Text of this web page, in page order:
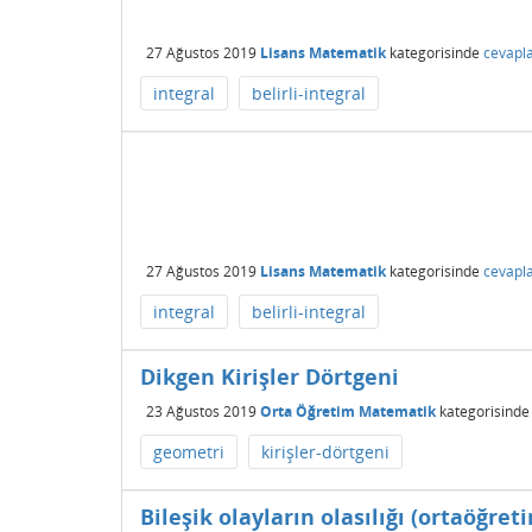
27 Ağustos 2019 Lisans Matematikkategorisinde
integral belirli-integral
27 Ağustos 2019 Lisans Matematikkategorisinde
integral belirli-integral
Dikgen Kirişler Dörtgeni
23 Ağustos 2019Orta Öğretim Matematikkategorisinde
geometri kirişler-dörtgeni
Bileşik olayların olasılığı